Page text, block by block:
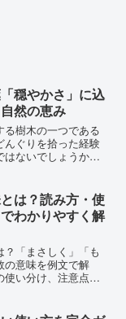
穏やかさ」に込
然の恵み
る樹木の一つである
んぐりを拾った経験
ないでしょうか。
クヌギの花言葉とそ
の文化...
は？読み方・使
わかりやすく解
？「まさしく」「も
の意味を例文で解
い分け、注意点ま